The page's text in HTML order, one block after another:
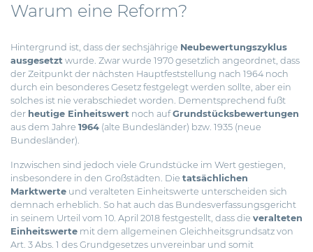
Warum eine Reform?
Hintergrund ist, dass der sechsjährige Neubewertungszyklus
ausgesetzt wurde. Zwar wurde 1970 gesetzlich angeordnet, dass
der Zeitpunkt der nächsten Hauptfeststellung nach 1964 noch
durch ein besonderes Gesetz festgelegt werden sollte, aber ein
solches ist nie verabschiedet worden. Dementsprechend fußt
der heutige Einheitswert noch aufGrundstücksbewertungen
aus dem Jahre 1964 (alte Bundesländer) bzw. 1935 (neue
Bundesländer).
Inzwischen sind jedoch viele Grundstücke im Wert gestiegen,
insbesondere in den Großstädten. Die tatsächlichen
Marktwerte und veralteten Einheitswerte unterscheiden sich
demnach erheblich. So hat auch das Bundesverfassungsgericht
in seinem Urteil vom 10. April 2018 festgestellt, dass die veralteten
Einheitswerte mit dem allgemeinen Gleichheitsgrundsatz von
Art. 3 Abs. 1 des Grundgesetzes unvereinbar und somit